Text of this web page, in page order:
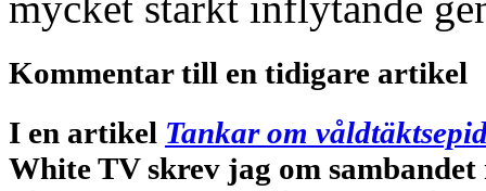
Kommentar till en tidigare artikel
I en artikel Tankar om
White TVskrev jag om sambandet